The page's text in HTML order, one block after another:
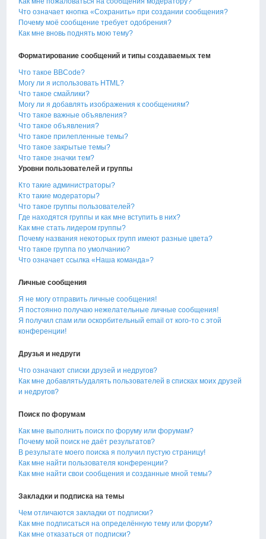
Что означает кнопка «Сохранить» при создании сообщения?
Почему моё сообщение требует одобрения?
Как мне вновь поднять мою тему?
Форматирование сообщений и типы создаваемых тем
Что такое BBCode?
Могу ли я использовать HTML?
Что такое смайлики?
Могу ли я добавлять изображения к сообщениям?
Что такое важные объявления?
Что такое объявления?
Что такое прилепленные темы?
Что такое закрытые темы?
Что такое значки тем?
Уровни пользователей и группы
Кто такие администраторы?
Кто такие модераторы?
Что такое группы пользователей?
Где находятся группы и как мне вступить в них?
Как мне стать лидером группы?
Почему названия некоторых групп имеют разные цвета?
Что такое группа по умолчанию?
Что означает ссылка «Наша команда»?
Личные сообщения
Я не могу отправить личные сообщения!
Я постоянно получаю нежелательные личные сообщения!
Я получил спам или оскорбительный email от кого-то с этой
конференции!
Друзья и недруги
Что означают списки друзей и недругов?
Как мне добавлять/удалять пользователей в списках моих друзей
и недругов?
Поиск по форумам
Как мне выполнить поиск по форуму или форумам?
Почему мой поиск не даёт результатов?
В результате моего поиска я получил пустую страницу!
Как мне найти пользователя конференции?
Как мне найти свои сообщения и созданные мной темы?
Закладки и подписка на темы
Чем отличаются закладки от подписки?
Как мне подписаться на определённую тему или форум?
Как мне отказаться от подписки?